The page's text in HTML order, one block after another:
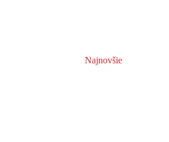
Najnovšie